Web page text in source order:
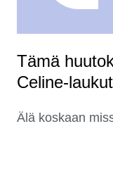
Tämä
Celine-laukut
Älä koskaan